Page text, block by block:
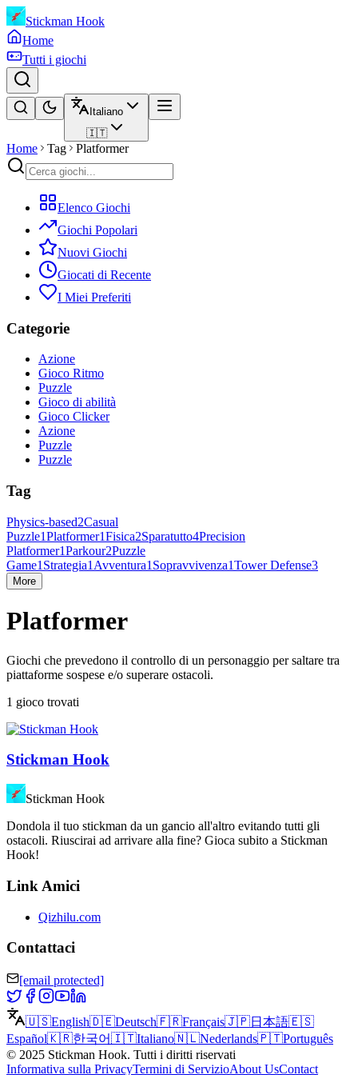
Stickman Hook
Home
Tutti i giochi
Italiano
🇮🇹
Home Tag Platformer
Elenco Giochi
Giochi Popolari
Nuovi Giochi
Giocati di Recente
I Miei Preferiti
Categorie
Azione
Gioco Ritmo
Puzzle
Gioco di abilità
Gioco Clicker
Azione
Puzzle
Puzzle
Tag
Physics-based2Casual
Puzzle1Platformer1Fisica2Sparatutto4Precision
Platformer1Parkour2Puzzle
Game1 Strategia1 Avventura1 Sopravvivenza1Tower Defense3
More
Platformer
Giochi che prevedono il controllo di un personaggio per saltare tra
piattaforme sospese e/o superare ostacoli.
1 gioco trovati
Stickman Hook
Stickman Hook
Dondola il tuo stickman da un gancio all'altro evitando tutti gli
ostacoli. Riuscirai ad arrivare alla fine? Gioca subito a Stickman
Hook!
Link Amici
Qizhilu.com
Contattaci
[email protected]
🇺🇸English🇩🇪Deutsch🇫🇷Français🇯🇵日本語🇪🇸
Español🇰🇷한국어🇮🇹Italiano🇳🇱Nederlands🇵🇹Português
© 2025 Stickman Hook. Tutti i diritti riservati
Informativa sulla PrivacyTermini di ServizioAbout UsContact